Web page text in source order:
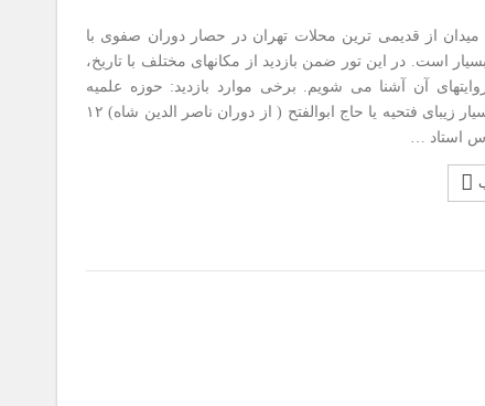
از قدیمی ترین محلات تهران در حصار دوران صفوی با
است. در این تور ضمن بازدید از مکانهای مختلف با تاریخ،
آن آشنا می شویم. برخی موارد بازدید: حوزه علمیه
قاجاری و بسیار زیبای فتحیه یا حاج ابوالفتح ( از دوران ناصر الدین شاه) ۱۲
استاد …